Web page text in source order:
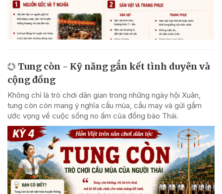
Tung còn - Kỹ năng gắn kết tình duyên và
cộng đồng
Không chỉ là trò chơi dân gian trong những ngày hội Xuân,
tung còn còn mang ý nghĩa cầu mùa, cầu may và gửi gắm
ước vọng về cuộc sống no ấm của đồng bào Thái.